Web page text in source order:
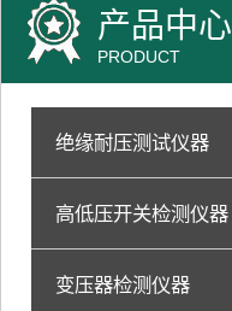
产品中心
PRODUCT
绝缘耐压测试仪器
高低压开关检测仪器
变压器检测仪器